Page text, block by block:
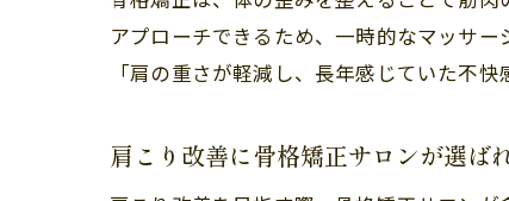
アプローチできるため、一時的なマッサ
「肩の重さが軽減し、長年感じていた不
肩こり改善に骨格矯正サロンが選ば